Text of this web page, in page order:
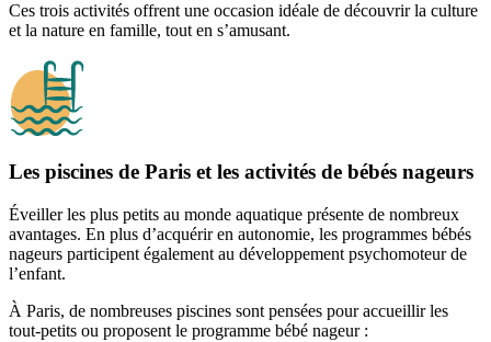
Ces trois activités offrent une occasion idéale de découvrir la culture
et la nature en famille, tout en s’amusant.
Les piscines de Paris et les activités de bébés nageurs
Éveiller les plus petits au monde aquatique présente de nombreux
avantages. En plus d’acquérir en autonomie, les programmes bébés
nageurs participent également au développement psychomoteur de
l’enfant.
À Paris, de nombreuses piscines sont pensées pour accueillir les
tout-petits ou proposent le programme bébé nageur :